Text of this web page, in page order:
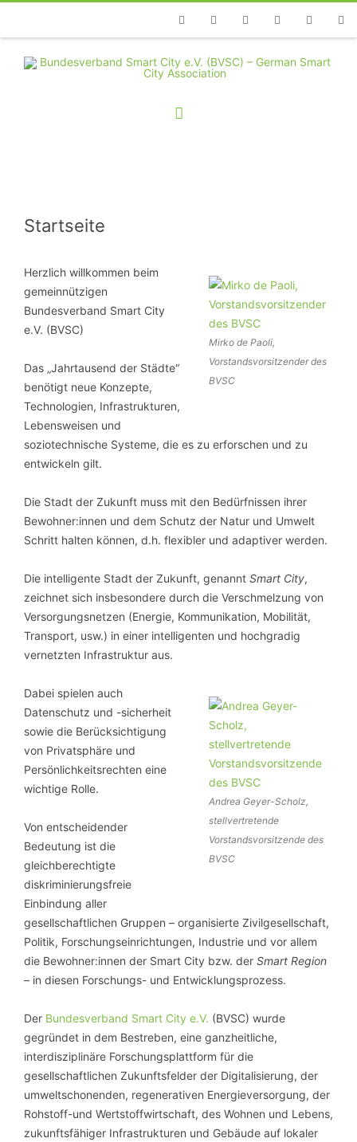
TelefonFacebookTwitterYoutubeInstagramLinkedin
Startseite
Mirko de Paoli,
Vorstandsvorsitzender des
BVSC
Herzlich willkommen beim
gemeinnützigen
Bundesverband Smart City
e.V. (BVSC)
Das „Jahrtausend der Städte“
benötigt neue Konzepte,
Technologien, Infrastrukturen,
Lebensweisen und
soziotechnische Systeme, die es zu erforschen und zu
entwickeln gilt.
Die Stadt der Zukunft muss mit den Bedürfnissen ihrer
Bewohner:innen und dem Schutz der Natur und Umwelt
Schritt halten können, d.h. flexibler und adaptiver werden.
Die intelligente Stadt der Zukunft, genannt Smart City,
zeichnet sich insbesondere durch die Verschmelzung von
Versorgungsnetzen (Energie, Kommunikation, Mobilität,
Transport, usw.) in einer intelligenten und hochgradig
vernetzten Infrastruktur aus.
Andrea Geyer-Scholz,
stellvertretende
Vorstandsvorsitzende des
BVSC
Dabei spielen auch
Datenschutz und -sicherheit
sowie die Berücksichtigung
von Privatsphäre und
Persönlichkeitsrechten eine
wichtige Rolle.
Von entscheidender
Bedeutung ist die
gleichberechtigte
diskriminierungsfreie
Einbindung aller
gesellschaftlichen Gruppen – organisierte Zivilgesellschaft,
Politik, Forschungseinrichtungen, Industrie und vor allem
die Bewohner:innen der Smart City bzw. der Smart Region
– in diesen Forschungs- und Entwicklungsprozess.
Der Bundesverband Smart City e.V. (BVSC) wurde
gegründet in dem Bestreben, eine ganzheitliche,
interdisziplinäre Forschungsplattform für die
gesellschaftlichen Zukunftsfelder der Digitalisierung, der
umweltschonenden, regenerativen Energieversorgung, der
Rohstoff-und Wertstoffwirtschaft, des Wohnen und Lebens,
zukunftsfähiger Infrastrukturen und Gebäude auf lokaler